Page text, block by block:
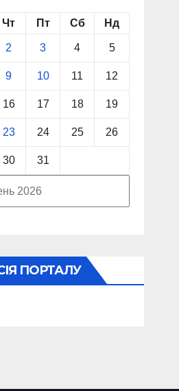
2026
Чт Пт Сб Нд
2 3 4 5
9 10 11 12
16 17 18 19
23 24 25 26
30 31
ПОРТАЛУ